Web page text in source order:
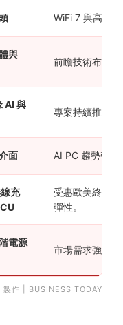
WiFi 7 與高速
與
前瞻技術布局
AI 與
專案持續推進
面 AI PC 趨勢帶
充
受惠歐美終端
彈性。
電源
市場需求強勁
製作 | BUSINESS TODAY